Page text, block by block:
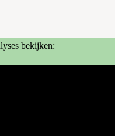
bekijken: